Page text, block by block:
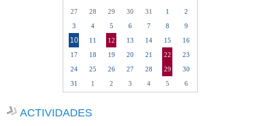
27 28 29 30 31 1
2
3
4 5 6 7 8 9
10 11 12 13 14 15
16
17
18 19 20 21 22
23
24
25 26 27 28 29
30
31
1 2 3 4 5 6
ACTIVIDADES